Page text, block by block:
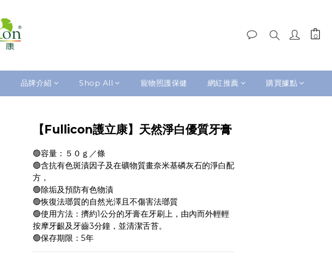
品牌介紹 Shop All 寵物照護保健 網紅推薦 購買據點
【Fullicon護立康】天然淨白優質牙膏
🟢容量：５０ｇ／條
🟢含抗有色斑漬因子及在礦物質畫奈米基磷灰石的淨白配
方，
🟢除垢及預防有色物漬
🟢恢復法瑯質的自然光澤且不傷害法瑯質
🟢使用方法：擠約1公分的牙膏在牙刷上，由內而外輕輕
按摩牙齦及牙齒3分鐘，並清潔舌苔。
🟢保存期限：5年